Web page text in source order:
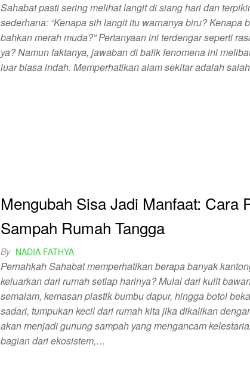
Sahabat pasti sering melihat langit di siang hari dan
sederhana: “Kenapa sih langit itu warnanya biru? Kenapa
bahkan merah muda?” Pertanyaan ini terdengar seperti
ya? Namun faktanya, jawaban di balik fenomena ini
luar biasa indah. Memperhatikan alam sekitar adalah
Mengubah Sisa Jadi Manfaat: Cara
Sampah Rumah Tangga
By NADIA FATHYA
Pernahkah Sahabat memperhatikan berapa banyak
keluarkan dari rumah setiap harinya? Mulai dari kulit
semalam, kemasan plastik bumbu dapur, hingga botol
sadari, tumpukan kecil dari rumah kita jika dikalikan
akan menjadi gunung sampah yang mengancam
bagian dari ekosistem,…